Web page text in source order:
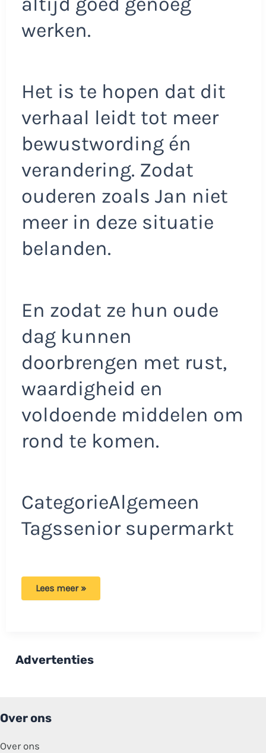
werken.
Het is te hopen dat dit
verhaal leidt tot meer
bewustwording én
verandering. Zodat
ouderen zoals Jan niet
meer in deze situatie
belanden.
En zodat ze hun oude
dag kunnen
doorbrengen met rust,
waardigheid en
voldoende middelen om
rond te komen.
CategorieAlgemeen
Tagssenior supermarkt
Politie
gewoon
Lees meer »
Advertenties
Over ons
Over ons